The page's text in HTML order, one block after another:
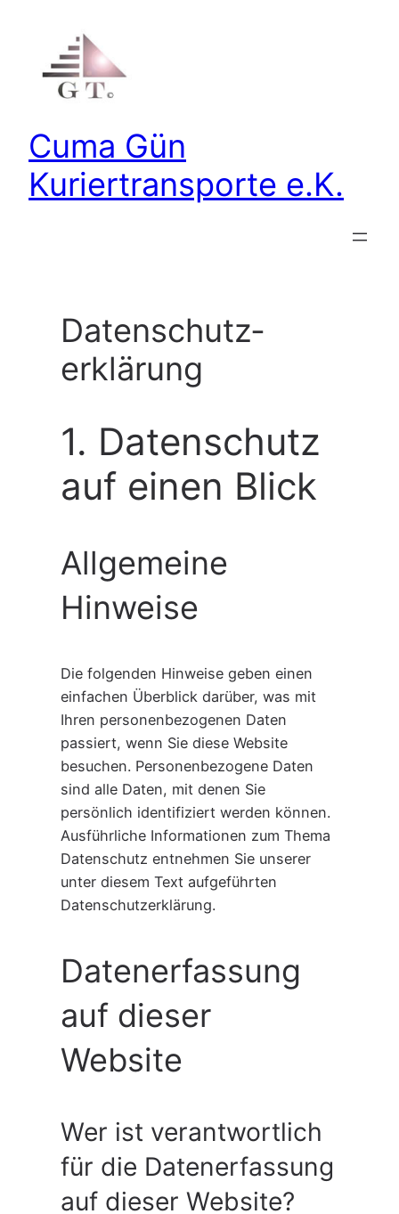
springen
Cuma Gün
Kuriertransporte e.K.
Datenschutz­
erklärung
1. Datenschutz
auf einen Blick
Allgemeine
Hinweise
Die folgenden Hinweise geben einen
einfachen Überblick darüber, was mit
Ihren personenbezogenen Daten
passiert, wenn Sie diese Website
besuchen. Personenbezogene Daten
sind alle Daten, mit denen Sie
persönlich identifiziert werden können.
Ausführliche Informationen zum Thema
Datenschutz entnehmen Sie unserer
unter diesem Text aufgeführten
Datenschutzerklärung.
Datenerfassung
auf dieser
Website
Wer ist verantwortlich
für die Datenerfassung
auf dieser Website?